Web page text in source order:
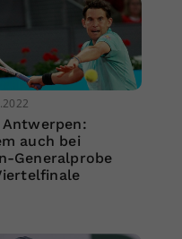
Antwerpen:
auch bei
Generalprobe